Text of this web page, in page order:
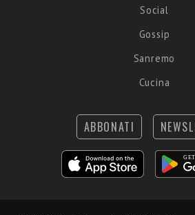
Social
Gossip
Sanremo
Cucina
ABBONATI